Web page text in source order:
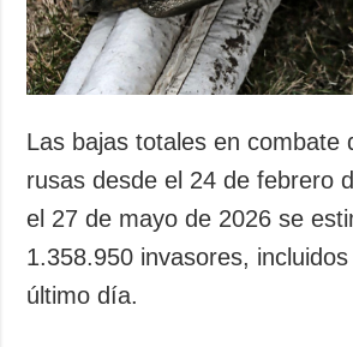
Las bajas totales en combate
rusas desde el 24 de febrero
el 27 de mayo de 2026 se
1.358.950 invasores,
último día.